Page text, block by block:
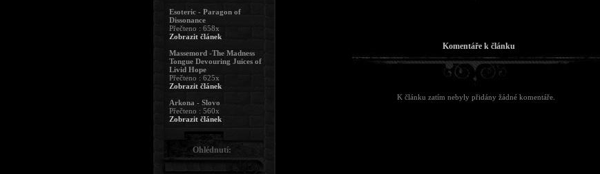
Komentáře k článku
K článku zatím nebyly přidány žádné komentáře.
Esoteric - Paragon of
Dissonance
Přečteno : 658x
Zobrazit článek
Massemord -The Madness
Tongue Devouring Juices of
Livid Hope
Přečteno : 625x
Zobrazit článek
Arkona - Slovo
Přečteno : 560x
Zobrazit článek
Ohlédnutí: